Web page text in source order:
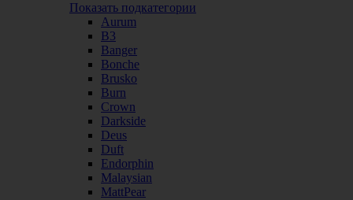
Показать подкатегории
Aurum
B3
Banger
Bonche
Brusko
Burn
Crown
Darkside
Deus
Duft
Endorphin
Malaysian
MattPear